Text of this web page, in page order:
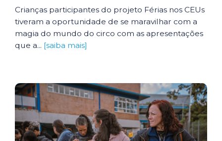
Crianças participantes do projeto Férias nos CEUs
tiveram a oportunidade de se maravilhar com a
magia do mundo do circo com as apresentações
que a... [saiba mais]